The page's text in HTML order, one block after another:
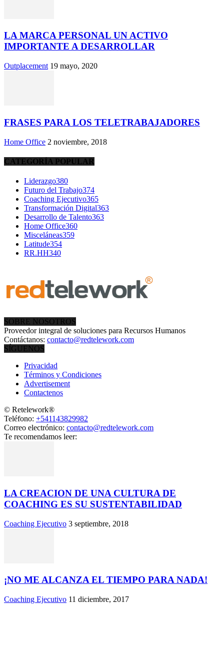
LA MARCA PERSONAL UN ACTIVO
IMPORTANTE A DESARROLLAR
Outplacement 19 mayo, 2020
FRASES PARA LOS TELETRABAJADORES
Home Office 2 noviembre, 2018
CATEGORÍA POPULAR
Liderazgo380
Futuro del Trabajo374
Coaching Ejecutivo365
Transformación Digital363
Desarrollo de Talento363
Home Office360
Misceláneas359
Latitude354
RR.HH340
SOBRE NOSOTROS
Proveedor integral de soluciones para Recursos Humanos
Contáctanos: contacto@redtelework.com
SÍGUENOS
Privacidad
Términos y Condiciones
Advertisement
Contactenos
© Retelework®
Teléfono: +541143829982
Correo electrónico: contacto@redtelework.com
Te recomendamos leer:
LA CREACION DE UNA CULTURA DE
COACHING ES SU SUSTENTABILIDAD
Coaching Ejecutivo 3 septiembre, 2018
¡NO ME ALCANZA EL TIEMPO PARA NADA!
Coaching Ejecutivo 11 diciembre, 2017